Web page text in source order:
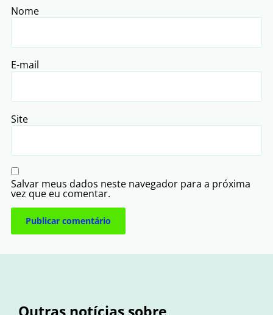
Nome
E-mail
Site
Salvar meus dados neste navegador para a próxima
vez que eu comentar.